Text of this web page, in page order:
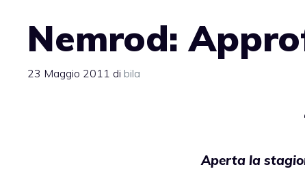
Nemrod:
23 Maggio 2011 di bila
Aperta la